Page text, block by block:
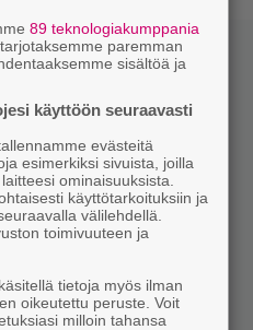
89 teknologiakumppania
paremman
sisältöä ja
käyttöön seuraavasti
evästeitä
esimerkiksi sivuista, joilla
ominaisuuksista.
käyttötarkoituksiin ja
välilehdellä.
toimivuuteen ja
tietoja myös ilman
oikeutettu peruste. Voit
milloin tahansa